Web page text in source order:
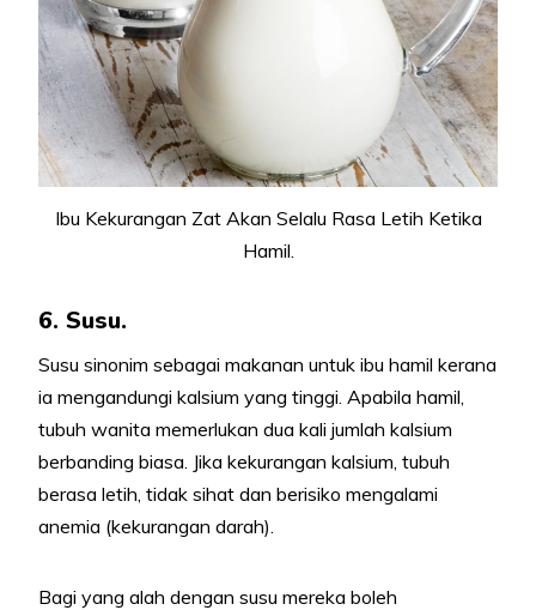
Ibu Kekurangan Zat Akan Selalu Rasa Letih Ketika
Hamil.
6. Susu.
Susu sinonim sebagai makanan untuk ibu hamil kerana
ia mengandungi kalsium yang tinggi. Apabila hamil,
tubuh wanita memerlukan dua kali jumlah kalsium
berbanding biasa. Jika kekurangan kalsium, tubuh
berasa letih, tidak sihat dan berisiko mengalami
anemia (kekurangan darah).
Bagi yang alah dengan susu mereka boleh